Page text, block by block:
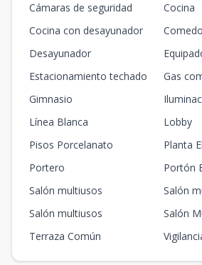
Cámaras de seguridad
Cocina
Cocina con desayunador
Desayunador
Estacionamiento techado
Gas
Gimnasio
Línea Blanca
Lobby
Pisos Porcelanato
Planta
Portero
Portón
Salón multiusos
Salón
Salón multiusos
Salón
Terraza Común